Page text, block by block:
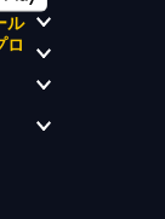
ル
ンタ
ロ
ーム